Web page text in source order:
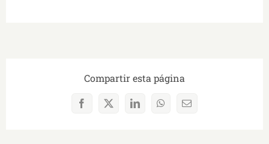
Compartir esta página
Facebook
X LinkedInWhatsAppCorreo